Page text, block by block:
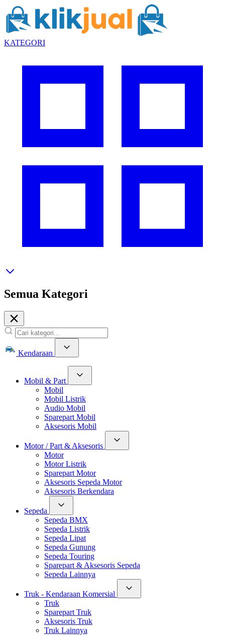
KATEGORI
Semua Kategori
Kendaraan
Mobil & Part
Mobil
Mobil Listrik
Audio Mobil
Sparepart Mobil
Aksesoris Mobil
Motor / Part & Aksesoris
Motor
Motor Listrik
Sparepart Motor
Aksesoris Sepeda Motor
Aksesoris Berkendara
Sepeda
Sepeda BMX
Sepeda Listrik
Sepeda Lipat
Sepeda Gunung
Sepeda Touring
Sparepart & Aksesoris Sepeda
Sepeda Lainnya
Truk - Kendaraan Komersial
Truk
Sparepart Truk
Aksesoris Truk
Truk Lainnya